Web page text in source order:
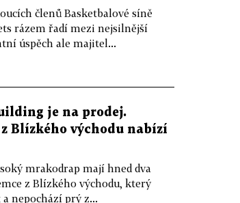
členů Basketbalové síně
rázem řadí mezi nejsilnější
úspěch ale majitel...
je na prodej.
Blízkého východu nabízí
mrakodrap mají hned dva
z Blízkého východu, který
nepochází prý z...